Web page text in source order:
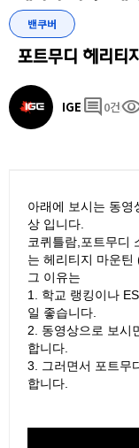
밴쿠버
포트무디 헤리티
IGE comment 0건
아래에 보시는 동영
상 입니다.
코퀴틀람,포트무디
는 헤리티지 마운틴
그 이유는
1. 학교 랭킹이나
일 좋습니다.
2. 동영상으로 보시
합니다.
3. 그러면서 포트무
합니다.